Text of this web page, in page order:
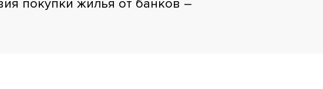
покупки жилья от банков –